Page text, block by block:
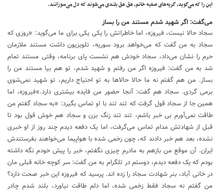
این را که می‌گوید، گریه‌های صفیه خانم، هق هق بلندی می‌شوند که دل می‌سوزانند.
می‌گفت: اگر شهید شدم مستند من را بساز
سجاد حالا نیست، فیروزه، اما خاطراتش را یکی یکی برای ما می‌گوید: «روزی که
سجاد به من گفت که می‌خواهد برود سوریه، تلویزیون داشت مستند ملازمان
حرم را نشان می‌داد، سجاد خودش هم نشست پای برنامه، وقتی مستند تمام
شد به من گفت: فیروزه اگر من رفتم و شهید شدم، تو هم بیا مستند من را
بساز. من هم گفتم نه ما حالا حالا‌ها به تو احتیاج داریم، تو شهید نمی‌شوی
برمی گردی. سجاد هم گفت: آنجا حضور من فایده بیشتری دارد.»فیروزه، اما
همین جا از سجاد قول گرفت که تند تند با او تماس بگیرد: «به سجاد گفتم من
طاقت نمی‌آورم بی خبر باشم، تند تند زنگ بزن و سجاد هم خوش قول بود تا
قبل از شهادتش مدام تماس می‌گرفت، اما یک دفعه دیدم چند روز از او خبری
نشده، بعد هم خبر دادند که، چون زخمی شده با هواپیما می‌خواهند بفرستندش
ایران. آن موقع من بازهم به مادرم چیزی نگفتم، خبر را پیش خودم نگه داشته
بودم که یک دفعه دیدم، دوستم در تلگرام به من گفت: سر کوچه خانه قبلی مان
در خانی آباد، بنر شهادت سجاد را زده اند. پرسید که فیروزه این خبر صحت دارد؟
من گفتم نه سجاد فقط زخمی شده، اما دلم طاقت نیاورد، بلند شدم چادر